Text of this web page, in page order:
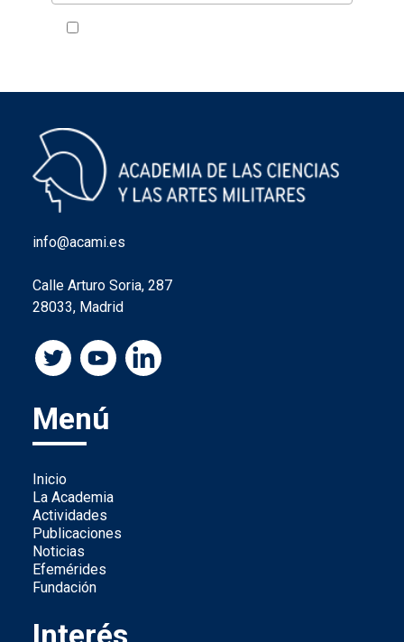
info@acami.es
Calle Arturo Soria, 287
28033, Madrid
Menú
Inicio
La Academia
Actividades
Publicaciones
Noticias
Efemérides
Fundación